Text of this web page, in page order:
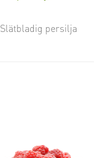
Slätbladig persilja